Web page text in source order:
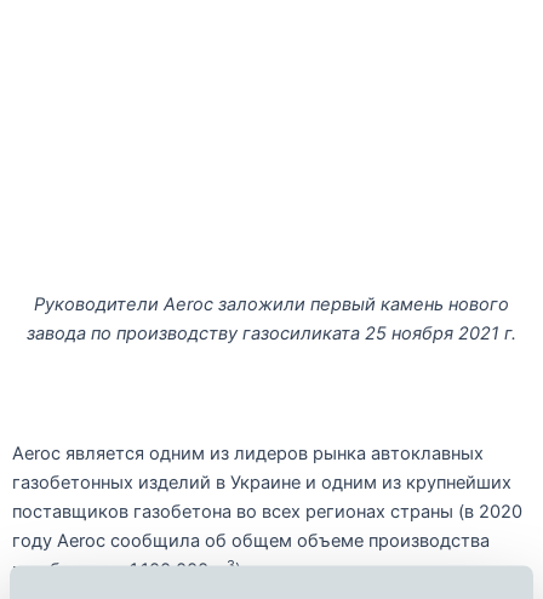
Руководители Aeroc заложили первый камень нового
завода по производству газосиликата 25 ноября 2021 г.
Aeroc является одним из лидеров рынка автоклавных
газобетонных изделий в Украине и одним из крупнейших
поставщиков газобетона во всех регионах страны (в 2020
году Aeroc сообщила об общем объеме производства
газобетона в 1,100,000 м3).